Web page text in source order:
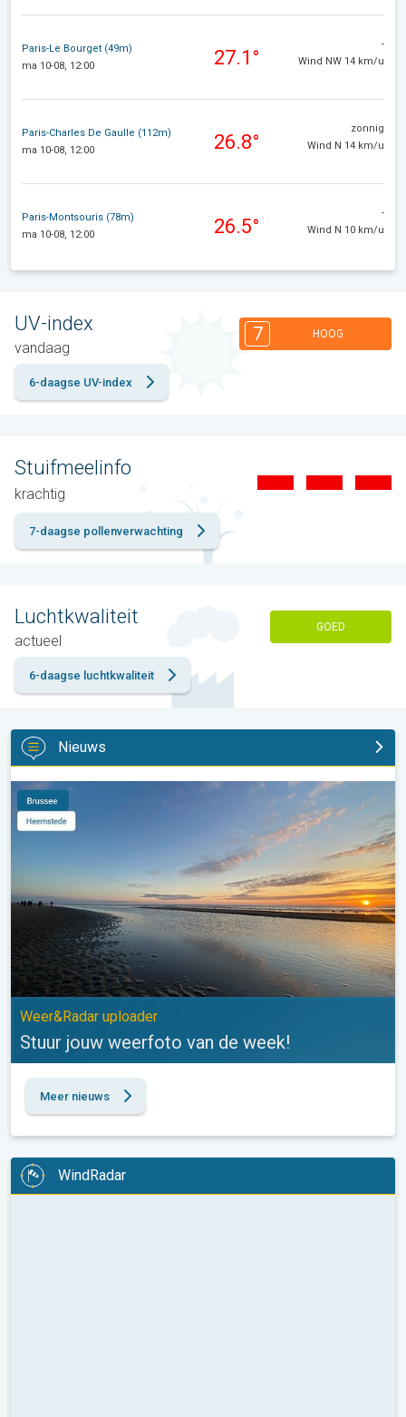
Paris-Le Bourget (49m)
ma 10-08, 12:00
27.1°
-
Wind NW 14 km/u
Paris-Charles De Gaulle (112m)
ma 10-08, 12:00
26.8°
zonnig
Wind N 14 km/u
Paris-Montsouris (78m)
ma 10-08, 12:00
26.5°
-
Wind N 10 km/u
UV-index
vandaag
7 HOOG
6-daagse UV-index
Stuifmeelinfo
krachtig
7-daagse pollenverwachting
Luchtkwaliteit
actueel
GOED
6-daagse luchtkwaliteit
Nieuws
Stuur jouw weerfoto van de week!. Weer&Radar uploader. . .
Weer&Radar uploader
Stuur jouw weerfoto van de week!
Meer nieuws
WindRadar